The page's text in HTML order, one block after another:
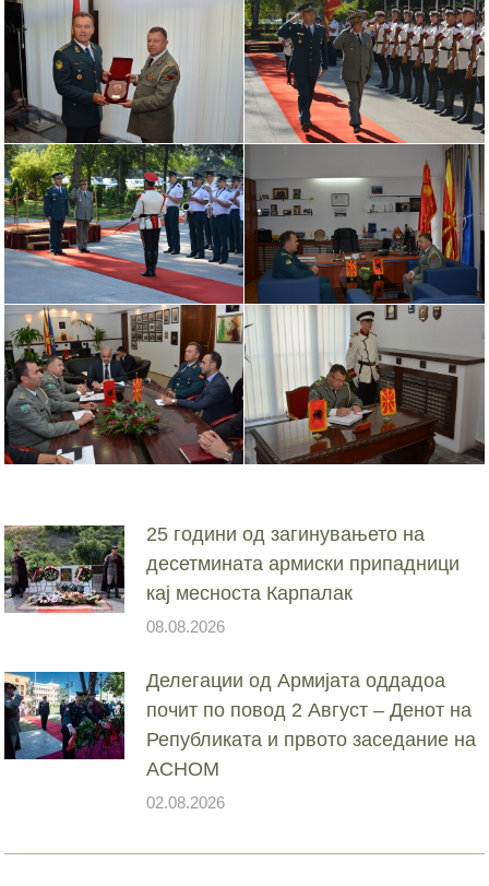
25 години од загинувањето на
десетмината армиски припадници
кај месноста Карпалак
08.08.2026
Делегации од Армијата оддадоа
почит по повод 2 Август – Денот на
Републиката и првото заседание на
АСНОМ
02.08.2026